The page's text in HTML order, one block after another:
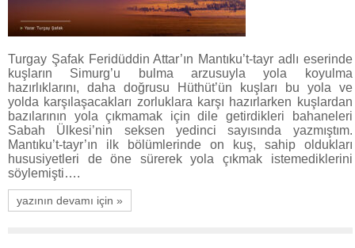
Turgay Şafak Feridüddin Attar’ın Mantıku’t-tayr adlı eserinde
kuşların Simurg’u bulma arzusuyla yola koyulma
hazırlıklarını, daha doğrusu Hüthüt’ün kuşları bu yola ve
yolda karşılaşacakları zorluklara karşı hazırlarken kuşlardan
bazılarının yola çıkmamak için dile getirdikleri bahaneleri
Sabah Ülkesi’nin seksen yedinci sayısında yazmıştım.
Mantıku’t-tayr’ın ilk bölümlerinde on kuş, sahip oldukları
hususiyetleri de öne sürerek yola çıkmak istemediklerini
söylemişti….
yazının devamı için »